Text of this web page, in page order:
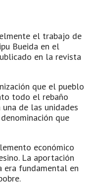
el trabajo de
Bueida en el
en la revista
que el pueblo
todo el rebaño
de las unidades
que
económico
La aportación
era fundamental en